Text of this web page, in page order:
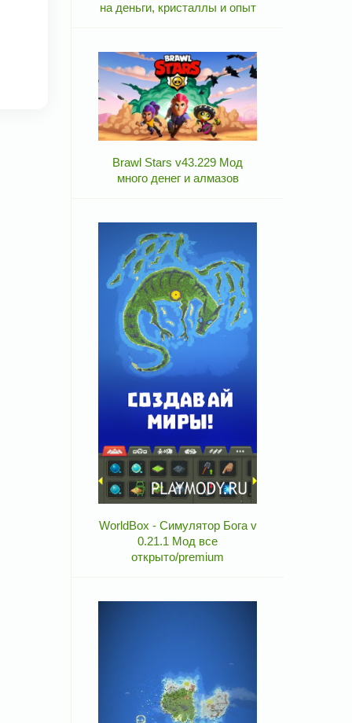
на деньги, кристаллы и опыт
Brawl Stars v43.229 Мод
много денег и алмазов
WorldBox - Симулятор Бога v
0.21.1 Мод все
открыто/premium